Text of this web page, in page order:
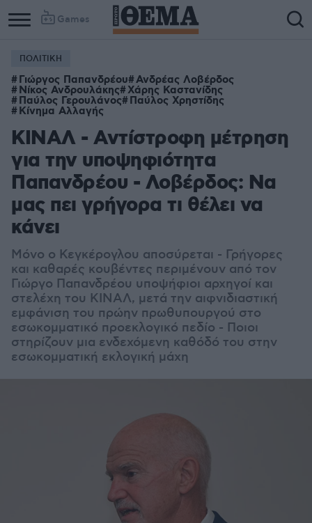
Games
ΠΟΛΙΤΙΚΗ
Γιώργος Παπανδρέου Ανδρέας Λοβέρδος
Νίκος Ανδρουλάκης Χάρης Καστανίδης
Παύλος Γερουλάνος Παύλος Χρηστίδης
Κίνημα Αλλαγής
ΚΙΝΑΛ - Αντίστροφη μέτρηση
για την υποψηφιότητα
Παπανδρέου - Λοβέρδος: Να
μας πει γρήγορα τι θέλει να
κάνει
Μόνο ο Κεγκέρογλου αποσύρεται - Γρήγορες
και καθαρές κουβέντες περιμένουν από τον
Γιώργο Παπανδρέου υποψήφιοι αρχηγοί και
στελέχη του ΚΙΝΑΛ, μετά την αιφνιδιαστική
εμφάνιση του πρώην πρωθυπουργού στο
εσωκομματικό προεκλογικό πεδίο - Ποιοι
στηρίζουν μια ενδεχόμενη καθόδό του στην
εσωκομματική εκλογική μάχη